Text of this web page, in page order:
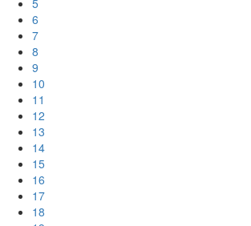
6
7
8
9
10
11
12
13
14
15
16
17
18